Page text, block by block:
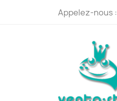
Appelez-nous :